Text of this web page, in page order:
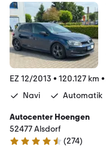
EZ 12/2013 • 120.127 km •
Navi
Automatik
Autocenter Hoengen
52477 Alsdorf
4.5 Sterne
(274)